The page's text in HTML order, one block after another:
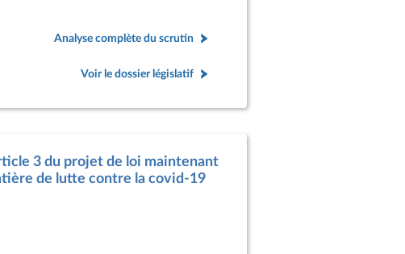
Analyse complète du scrutin
Voir le dossier législatif
3 du projet de loi maintenant
de lutte contre la covid-19